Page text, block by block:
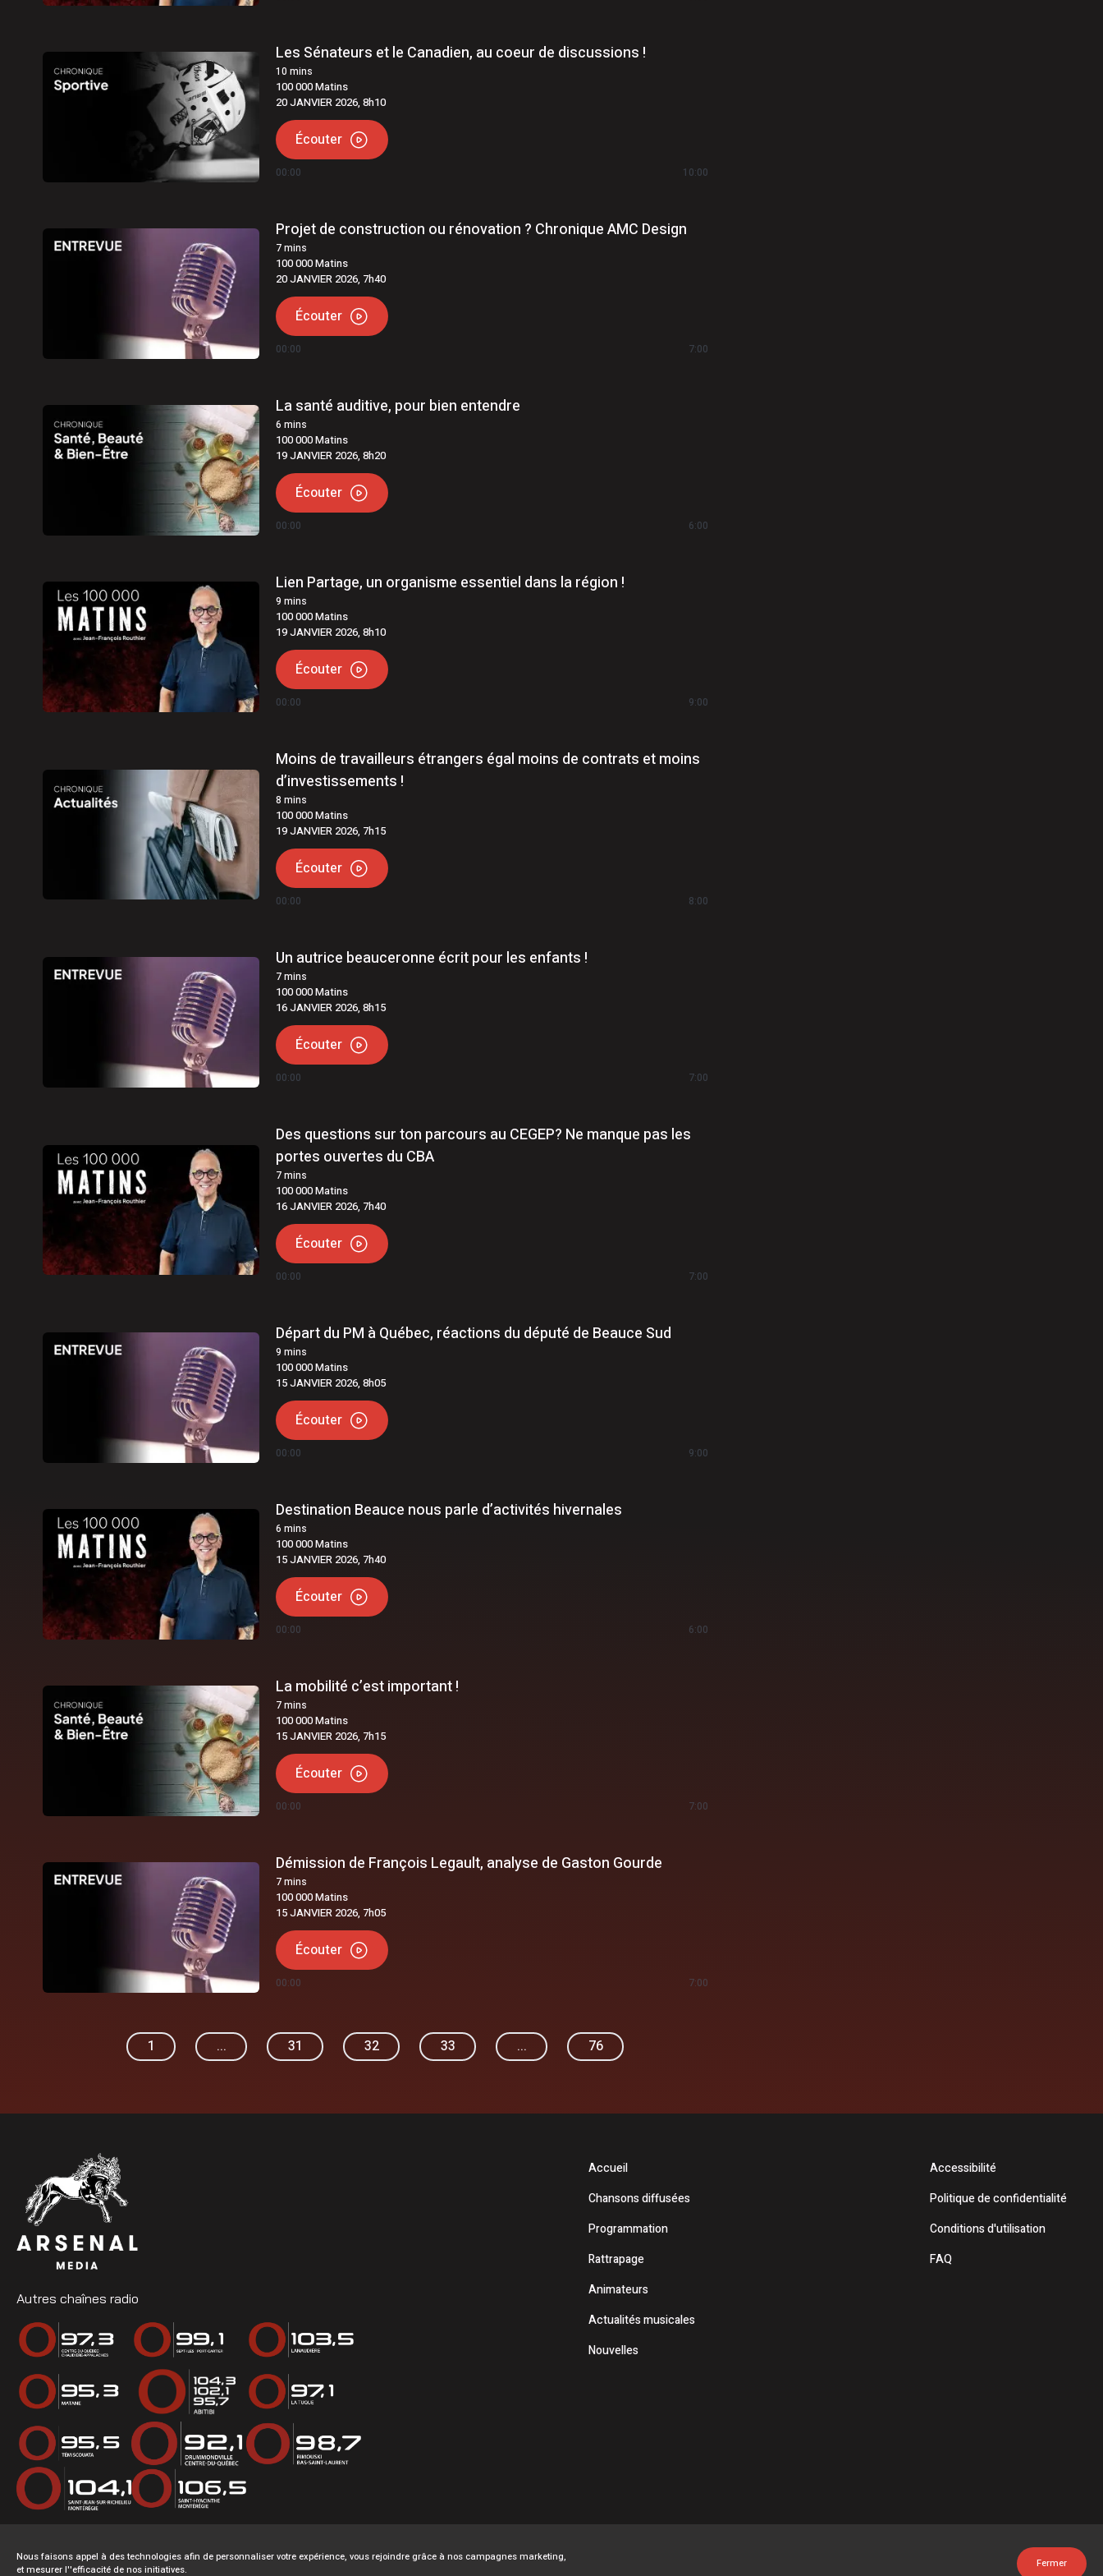
6 août 2026|Québec | Deux arrestations en matière de stupéfiants, menaces et extorsion
Les Sénateurs et le Canadien, au coeur de discussions !
10 mins
100 000 Matins
20 JANVIER 2026, 8h10
Écouter
00:00 10:00
Projet de construction ou rénovation ? Chronique AMC Design
7mins
100 000 Matins
20 JANVIER 2026, 7h40
Écouter
00:00 7:00
La santé auditive, pour bien entendre
6 mins
100 000 Matins
19 JANVIER 2026, 8h20
Écouter
00:00 6:00
Lien Partage, un organisme essentiel dans la région !
9 mins
100 000 Matins
19 JANVIER 2026, 8h10
Écouter
00:00 9:00
Moins de travailleurs étrangers égal moins de contrats et moins
d’investissements !
8 mins
100 000 Matins
19 JANVIER 2026, 7h15
Écouter
00:00 8:00
Un autrice beauceronne écrit pour les enfants !
7mins
100 000 Matins
16 JANVIER 2026, 8h15
Écouter
00:00 7:00
Des questions sur ton parcours au CEGEP? Ne manque pas les
portes ouvertes du CBA
7mins
100 000 Matins
16 JANVIER 2026, 7h40
Écouter
00:00 7:00
Départ du PM à Québec, réactions du député de Beauce Sud
9 mins
100 000 Matins
15 JANVIER 2026, 8h05
Écouter
00:00 9:00
Destination Beauce nous parle d’activités hivernales
6 mins
100 000 Matins
15 JANVIER 2026, 7h40
Écouter
00:00 6:00
La mobilité c’est important !
7mins
100 000 Matins
15 JANVIER 2026, 7h15
Écouter
00:00 7:00
Démission de François Legault, analyse de Gaston Gourde
7mins
100 000 Matins
15 JANVIER 2026, 7h05
Écouter
00:00 7:00
1 ... 31 32 33 ... 76
Autres chaînes radio
Accueil
Chansons diffusées
Programmation
Rattrapage
Animateurs
Actualités musicales
Nouvelles
Accessibilité
Politique de confidentialité
Conditions d'utilisation
FAQ
Nous faisons appel à des technologies afin de personnaliser votre expérience, vous rejoindre grâce à nos campagnes marketing,
et mesurer l''efficacité de nos initiatives.
Fermer